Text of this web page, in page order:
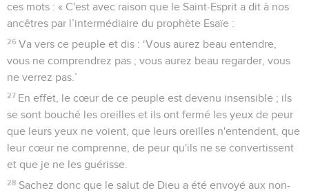
ces mots : « C'est avec raison que le Saint-Esprit a dit à nos
ancêtres par l’intermédiaire du prophète Esaïe :
26 Va vers ce peuple et dis : ‘Vous aurez beau entendre,
vous ne comprendrez pas ; vous aurez beau regarder, vous
ne verrez pas.’
27 En effet, le cœur de ce peuple est devenu insensible ; ils
se sont bouché les oreilles et ils ont fermé les yeux de peur
que leurs yeux ne voient, que leurs oreilles n'entendent, que
leur cœur ne comprenne, de peur qu'ils ne se convertissent
et que je ne les guérisse.
28 Sachez donc que le salut de Dieu a été envoyé aux non-